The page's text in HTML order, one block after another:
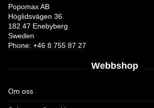
Popomax AB
Höglidsvägen 36
182 47 Enebyberg
Sweden
Phone: +46 8 755 87 27
Webbshop
Om oss